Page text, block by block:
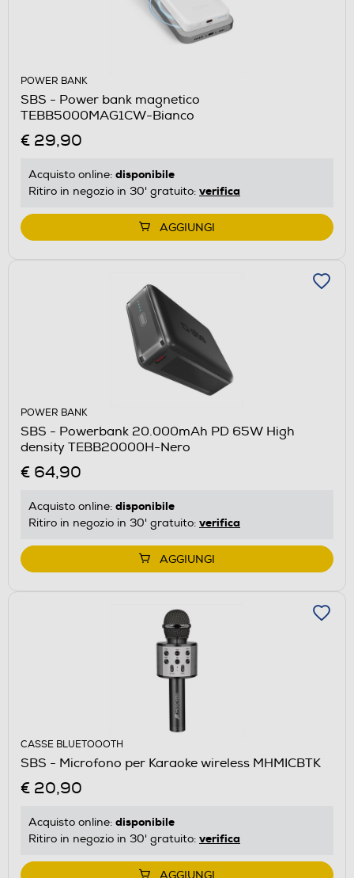
POWER BANK
SBS - Power bank magnetico
TEBB5000MAG1CW-Bianco
€ 29,90
Acquisto online: disponibile
Ritiro in negozio in 30' gratuito: verifica
AGGIUNGI
POWER BANK
SBS - Powerbank 20.000mAh PD 65W High
density TEBB20000H-Nero
€ 64,90
Acquisto online: disponibile
Ritiro in negozio in 30' gratuito: verifica
AGGIUNGI
CASSE BLUETOOOTH
SBS - Microfono per Karaoke wireless MHMICBTK
€ 20,90
Acquisto online: disponibile
Ritiro in negozio in 30' gratuito: verifica
AGGIUNGI